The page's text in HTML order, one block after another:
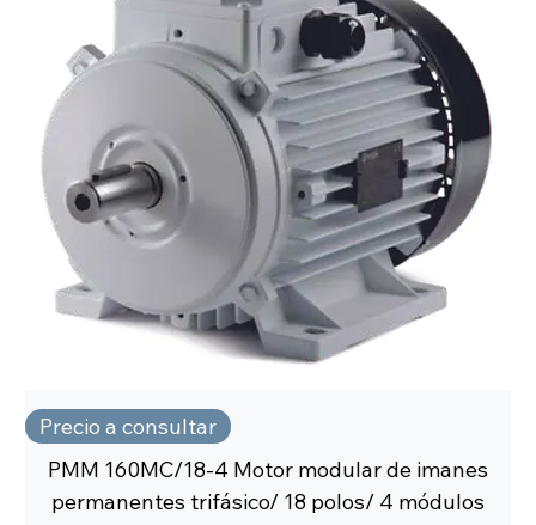
Precio a consultar
PMM 160MC/18-4 Motor modular de imanes
permanentes trifásico/ 18 polos/ 4 módulos